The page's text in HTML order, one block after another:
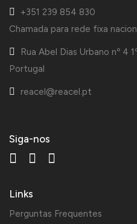
+351 239 854 830
Chamada para rede fixa
Rua Abel Dias Urbano nº 4
Portugal
reacel@reacel.pt
Siga-nos
Links
Perguntas Frequentes